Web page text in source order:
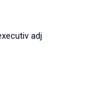
adj